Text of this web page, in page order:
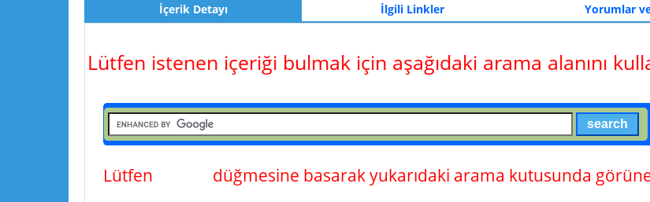
İçerik Detayı İlgili Linkler Yorumlar
Lütfen istenen içeriği bulmak için aşağıdaki arama alanını
Lütfen düğmesine basarak yukarıdaki arama kutusunda